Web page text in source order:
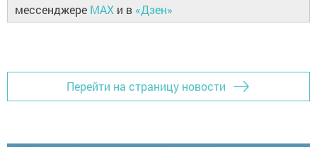
мессенджере MAX и в «Дзен»
Перейти на страницу новости